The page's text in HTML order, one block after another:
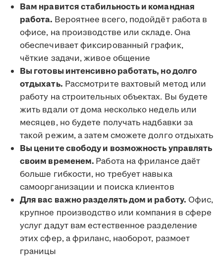
Вам нравится стабильность и командная
работа. Вероятнее всего, подойдёт работа в
офисе, на производстве или складе. Она
обеспечивает фиксированный график,
чёткие задачи, живое общение
Вы готовы интенсивно работать, но долго
отдыхать. Рассмотрите вахтовый метод или
работу на строительных объектах. Вы будете
жить вдали от дома несколько недель или
месяцев, но будете получать надбавки за
такой режим, а затем сможете долго отдыхать
Вы цените свободу и возможность управлять
своим временем. Работа на фрилансе даёт
больше гибкости, но требует навыка
самоорганизации и поиска клиентов
Для вас важно разделять дом и работу. Офис,
крупное производство или компания в сфере
услуг дадут вам естественное разделение
этих сфер, а фриланс, наоборот, размоет
границы